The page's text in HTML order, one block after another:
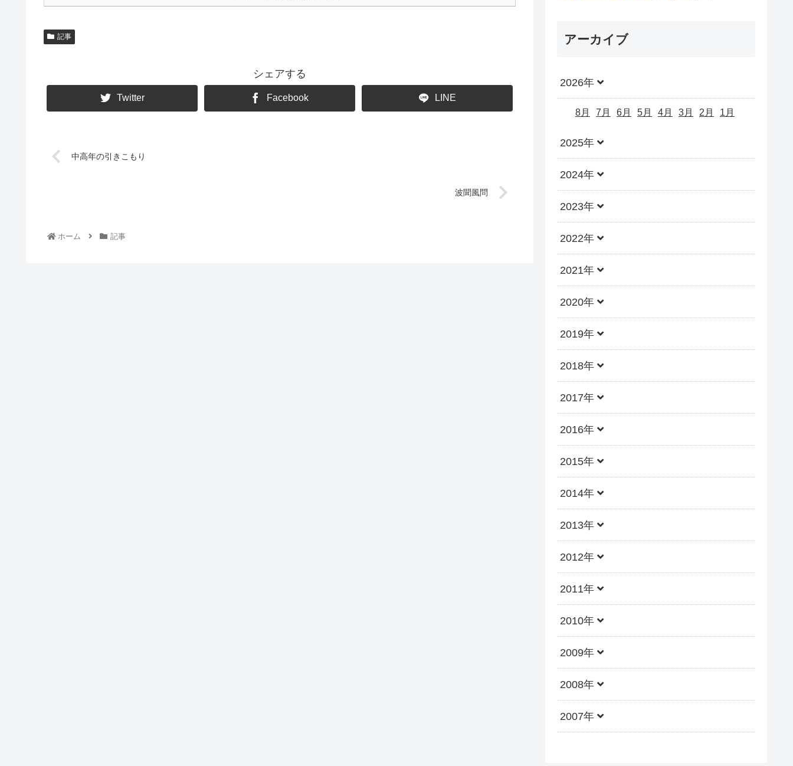
記事
シェアする
Twitter Facebook LINE
中高年の引きこもり
波聞風問
ホーム 記事
アーカイブ
2026年
8月 7月 6月 5月 4月 3月 2月 1月
2025年
2024年
2023年
2022年
2021年
2020年
2019年
2018年
2017年
2016年
2015年
2014年
2013年
2012年
2011年
2010年
2009年
2008年
2007年